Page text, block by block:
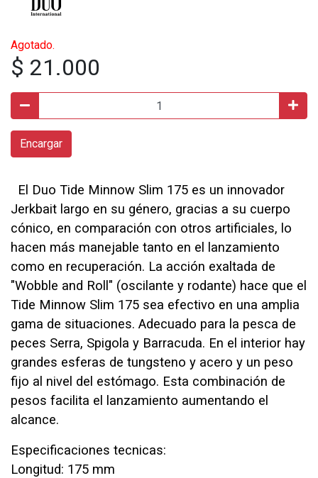
Agotado.
$ 21.000
Encargar
El Duo Tide Minnow Slim 175 es un innovador
Jerkbait largo en su género, gracias a su cuerpo
cónico, en comparación con otros artificiales, lo
hacen más manejable tanto en el lanzamiento
como en recuperación. La acción exaltada de
"Wobble and Roll" (oscilante y rodante) hace que el
Tide Minnow Slim 175 sea efectivo en una amplia
gama de situaciones. Adecuado para la pesca de
peces Serra, Spigola y Barracuda. En el interior hay
grandes esferas de tungsteno y acero y un peso
fijo al nivel del estómago. Esta combinación de
pesos facilita el lanzamiento aumentando el
alcance.
Especificaciones tecnicas:
Longitud: 175 mm